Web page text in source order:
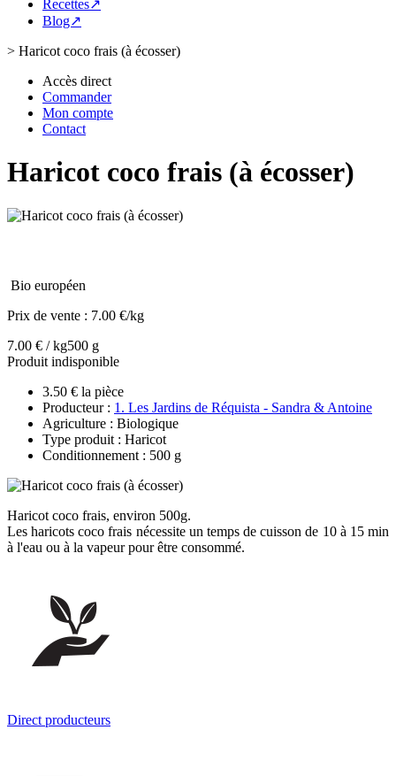
Recettes↗
Blog↗
> Haricot coco frais (à écosser)
Accès direct
Commander
Mon compte
Contact
Haricot coco frais (à écosser)
Bio européen
Prix de vente : 7.00 €/kg
7.00 € / kg500 g
Produit indisponible
3.50 € la pièce
Producteur : 1. Les Jardins de Réquista - Sandra & Antoine
Agriculture : Biologique
Type produit : Haricot
Conditionnement : 500 g
Haricot coco frais, environ 500g.
Les haricots coco frais nécessite un temps de cuisson de 10 à 15 min
à l'eau ou à la vapeur pour être consommé.
Direct producteurs